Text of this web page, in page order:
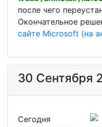
после чего
Окончательное
сайте Microsoft (на
30 Сентября
Сегодня